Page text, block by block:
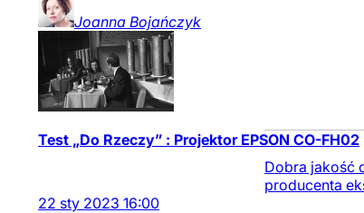
Joanna Bojańczyk
Test „Do Rzeczy” : Projektor EPSON CO-FH02
Dobra jakość
producenta
22 sty 2023 16:00